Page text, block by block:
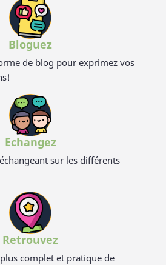
Bloguez
de blog pour exprimez vos
Echangez
sur les différents
Retrouvez
complet et pratique de